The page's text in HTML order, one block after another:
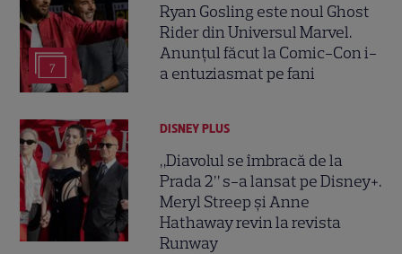
7
Ryan Gosling este noul Ghost
Rider din Universul Marvel.
Anunțul făcut la Comic-Con i-
a entuziasmat pe fani
DISNEY PLUS
„Diavolul se îmbracă de la
Prada 2” s-a lansat pe Disney+.
Meryl Streep și Anne
Hathaway revin la revista
Runway